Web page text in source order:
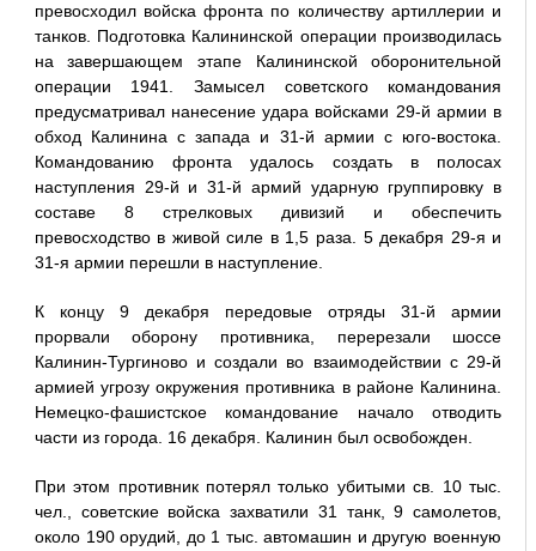
превосходил войска фронта по количеству артиллерии и
танков. Подготовка Калининской операции производилась
на завершающем этапе Калининской оборонительной
операции 1941. Замысел советского командования
предусматривал нанесение удара войсками 29-й армии в
обход Калинина с запада и 31-й армии с юго-востока.
Командованию фронта удалось создать в полосах
наступления 29-й и 31-й армий ударную группировку в
составе 8 стрелковых дивизий и обеспечить
превосходство в живой силе в 1,5 раза. 5 декабря 29-я и
31-я армии перешли в наступление.
К концу 9 декабря передовые отряды 31-й армии
прорвали оборону противника, перерезали шоссе
Калинин-Тургиново и создали во взаимодействии с 29-й
армией угрозу окружения противника в районе Калинина.
Немецко-фашистское командование начало отводить
части из города. 16 декабря. Калинин был освобожден.
При этом противник потерял только убитыми св. 10 тыс.
чел., советские войска захватили 31 танк, 9 самолетов,
около 190 орудий, до 1 тыс. автомашин и другую военную